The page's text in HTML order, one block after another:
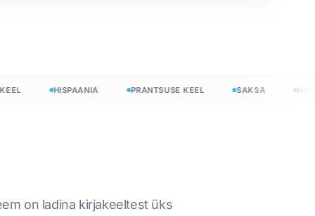
HISPAANIA PRANTSUSE KEEL SAKSA HIINA
on ladina kirjakeeltest üks